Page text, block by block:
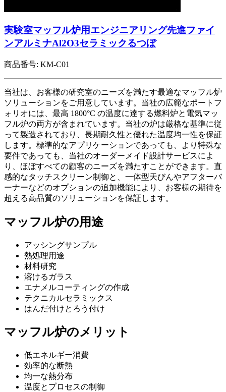
実験室マッフル炉用エンジニアリング先進ファイ
ンアルミナAl2O3セラミックるつぼ
商品番号: KM-C01
当社は、お客様の研究室のニーズを満たす最適なマッフル炉
ソリューションをご用意しています。当社の広範なポートフ
ォリオには、最高 1800°C の温度に達する燃料炉と電気マッ
フル炉の両方が含まれています。当社の炉は厳格な基準に従
って製造されており、長期耐久性と優れた温度均一性を保証
します。標準的なアプリケーションであっても、より特殊な
要件であっても、当社のオーダーメイド設計サービスによ
り、ほぼすべての顧客のニーズを満たすことができます。直
感的なタッチスクリーン制御と、一体型天びんやアフターバ
ーナーなどのオプションの追加機能により、お客様の期待を
超える高品質のソリューションを保証します。
マッフル炉の用途
アッシングサンプル
熱処理用途
材料研究
溶けるガラス
エナメルコーティングの作成
テクニカルセラミックス
はんだ付けとろう付け
マッフル炉のメリット
低エネルギー消費
効率的な断熱
均一な熱分布
温度とプロセスの制御